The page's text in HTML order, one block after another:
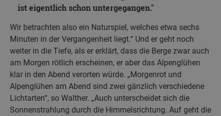
ist eigentlich schon untergegangen.
Wir betrachten also ein Naturspiel, welches etwa sechs
Minuten in der Vergangenheit liegt.“ Und er geht noch
weiter in die Tiefe, als er erklärt, dass die Berge zwar auch
am Morgen rötlich erscheinen, er aber das Alpenglühen
klar in den Abend verorten würde. „Morgenrot und
Alpenglühen am Abend sind zwei gänzlich verschiedene
Lichtarten“, so Walther. „Auch unterscheidet sich die
Sonnenstrahlung durch die Himmelsrichtung. Auf geht die